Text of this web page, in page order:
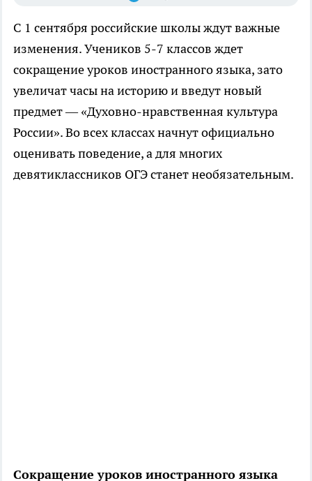
С 1 сентября российские школы ждут важные
изменения. Учеников 5-7 классов ждет
сокращение уроков иностранного языка, зато
увеличат часы на историю и введут новый
предмет — «Духовно-нравственная культура
России». Во всех классах начнут официально
оценивать поведение, а для многих
девятиклассников ОГЭ станет необязательным.
Сокращение уроков иностранного языка